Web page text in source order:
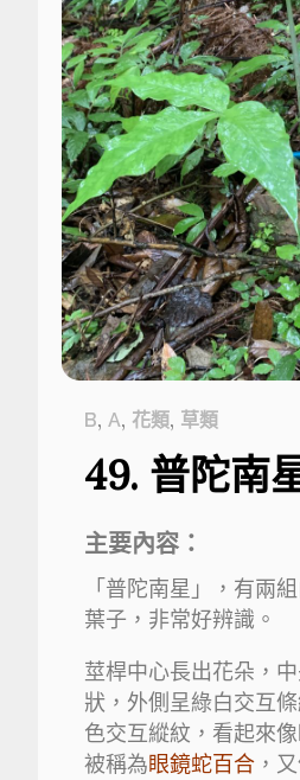
B, A, 花類, 草類
49. 普陀南
主要內容：
「普陀南星」，有兩
葉子，非常好辨識。
莖桿中心長出花朵，
狀，外側呈綠白交互
色交互縱紋，看起來
被稱為眼鏡蛇百合，